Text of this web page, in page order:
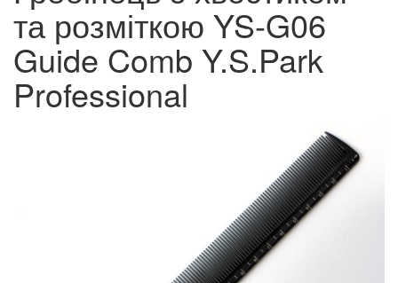
та розміткою YS-G06
Guide Comb Y.S.Park
Professional